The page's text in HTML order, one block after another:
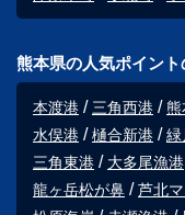
熊本県の人気ポイント
本渡港 三角西港 熊
水俣港
樋合新港 緑
三角東港
大多尾漁港
龍ヶ岳松が鼻
芦北